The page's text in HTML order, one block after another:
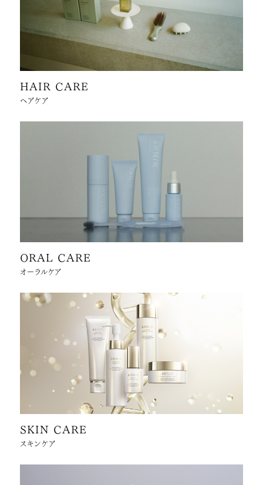
HAIR CARE
ヘアケア
ORAL CARE
オーラルケア
SKIN CARE
スキンケア